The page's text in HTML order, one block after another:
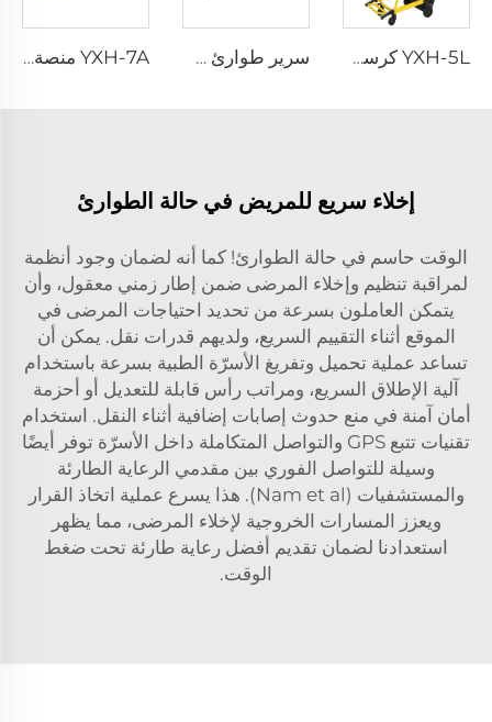
YXH-5L كرسي كهربائي صاعد الدرج من نوع Xiehe سرير طوارئ طيّ قابل للطي خفيف الوزن YXH-1A3 YXH-7A منصة نقالة مستقرة بالجملة مصنوعة من سبيكة الألمنيوم
إخلاء سريع للمريض في حالة الطوارئ
الوقت حاسم في حالة الطوارئ! كما أنه لضمان وجود أنظمة
لمراقبة تنظيم وإخلاء المرضى ضمن إطار زمني معقول، وأن
يتمكن العاملون بسرعة من تحديد احتياجات المرضى في
الموقع أثناء التقييم السريع، ولديهم قدرات نقل. يمكن أن
تساعد عملية تحميل وتفريغ الأسرّة الطبية بسرعة باستخدام
آلية الإطلاق السريع، ومراتب رأس قابلة للتعديل أو أحزمة
أمان آمنة في منع حدوث إصابات إضافية أثناء النقل. استخدام
تقنيات تتبع GPS والتواصل المتكاملة داخل الأسرّة توفر أيضًا
وسيلة للتواصل الفوري بين مقدمي الرعاية الطارئة
والمستشفيات (Nam et al). هذا يسرع عملية اتخاذ القرار
ويعزز المسارات الخروجية لإخلاء المرضى، مما يظهر
استعدادنا لضمان تقديم أفضل رعاية طارئة تحت ضغط
الوقت.